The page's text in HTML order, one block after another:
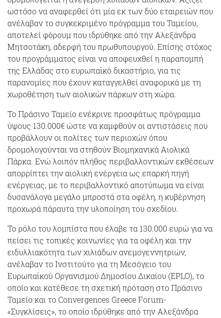
ωστόσο να αναφερθεί ότι μία εκ των δύο εταιρειών που
ανέλαβαν το συγκεκριμένο πρόγραμμα του Ταμείου,
αποτελεί φόρουμ που ιδρύθηκε από την Αλεξάνδρα
Μητσοτάκη, αδερφή του πρωθυπουργού. Επίσης στόχος
του προγράμματος είναι να αποφευχθεί η παραπομπή
της Ελλάδας στο ευρωπαϊκό δικαστήριο, για τις
παρανομίες που έχουν καταγγελθεί αναφορικά με τη
χωροθέτηση των αιολικών πάρκων στη χώρα.
Το Πράσινο Ταμείο ενέκρινε προσφάτως πρόγραμμα
ύψους 130.000€ ώστε να καμφθούν οι αντιστάσεις που
προβάλλουν οι πολίτες των περιοχών όπου
δρομολογούνται να στηθούν Βιομηχανικά Αιολικά
Πάρκα. Ενώ λοιπόν πλήθος περιβαλλοντικών εκθέσεων
απορρίπτει την αιολική ενέργεια ως επαρκή πηγή
ενέργειας, με το περιβαλλοντικό αποτύπωμα να είναι
δυσανάλογα μεγάλο μπροστά στα οφέλη, η κυβέρνηση
προχωρά πάραυτα την υλοποίηση του σχεδίου.
Το ρόλο του λομπίστα που έλαβε τα 130.000 ευρώ για να
πείσει τις τοπικές κοινωνίες για τα οφέλη και την
ειδυλλιακότητα των χιλιάδων ανεμογεννητριών,
ανέλαβαν το Ινστιτούτο για τη Μεσόγειο του
Ευρωπαϊκού Οργανισμού Δημοσίου Δικαίου (EPLO), το
οποίο και κατέθεσε τη σχετική πρόταση στο Πράσινο
Ταμείο και το Convergences Greece Forum-
«Συγκλίσεις», το οποίο ιδρύθηκε από την Αλεξάνδρα